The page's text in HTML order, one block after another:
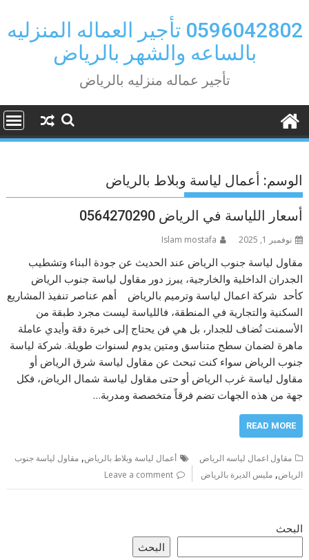
to
content
0596042802 تأجير العماله المنزليه
بالساعه والشهر بالرياض
تأجير عماله منزليه بالرياض
الوسم: أعمال لياسة وبلاط بالرياض
أسعار اللياسة في الرياض 0564270290
نوفمبر 1, 2025 Islam mostafa
مقاول لياسة جنوب الرياض عند الحديث عن جودة البناء وتشطيب
الجدران الداخلية والخارجية، يبرز دور مقاول لياسة جنوب الرياض
كأحد شركة اعمال لياسة وترميم بالرياض أهم عناصر تنفيذ المشاريع
السكنية والتجارية في المنطقة، فاللياسة ليست مجرد طبقة من
الأسمنت تُضاف للجدار، بل هي فن يحتاج إلى خبرة دقة وأيدي عاملة
ماهرة لضمان سطح متناسق ومتين يدوم لسنوات طويلة. شركة لياسة
جنوب الرياض سواء كنت تبحث عن مقاول لياسة شرق الرياض أو
مقاول لياسة غرب الرياض أو حتى مقاول لياسة شمال الرياض، فكل
جهة من هذه الجهات تضم فرقاً متخصصة ومدربة…
READ MORE
مقاول اعمال لياسه الرياض أعمال لياسة وبلاط بالرياض,مقاول لياسة جنوب
الرياض,مليس الديرة بالرياض Leave a comment
البحث
البحث